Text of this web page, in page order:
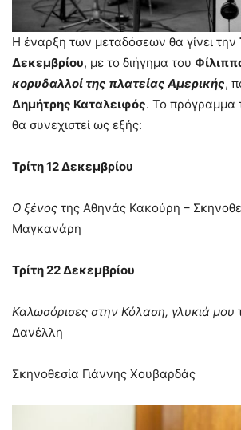
Η έναρξη των μεταδόσεων θα γίνει την
Δεκεμβρίου, με το διήγημα του
κορυδαλλοί της πλατείας Αμερικής,
Δημήτρης Καταλειφός. Το πρόγραμμα
θα συνεχιστεί ως εξής:
Τρίτη 12 Δεκεμβρίου
Ο ξένος της Αθηνάς Κακούρη –
Μαγκανάρη
Τρίτη 22 Δεκεμβρίου
Καλωσόρισες στην Κόλαση, γλυκιά μου
Δανέλλη
Σκηνοθεσία Γιάννης Χουβαρδάς